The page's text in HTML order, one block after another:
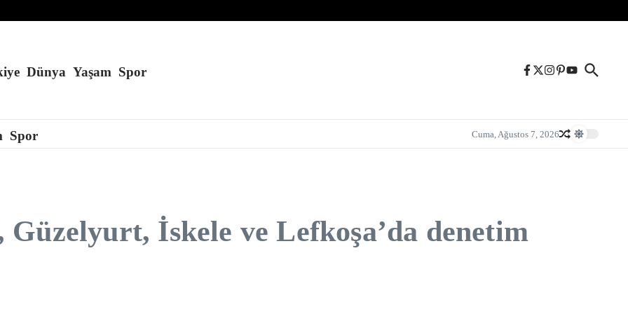
Dünya Yaşam Spor
Spor Cuma, Ağustos 7, 2026
İskele ve Lefkoşa’da denetim